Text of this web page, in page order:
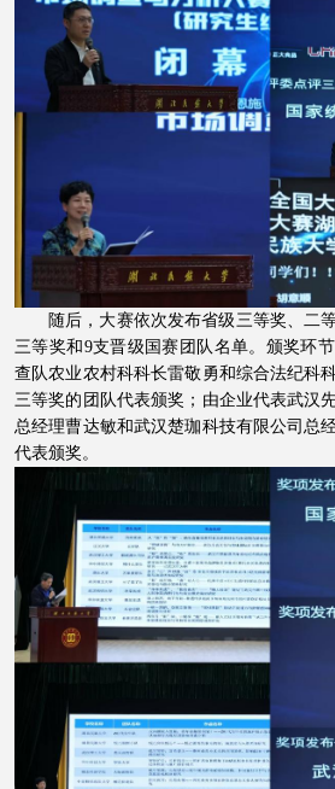
随后，大赛依次发布省级三等奖、二
三等奖和 9支晋级国赛团队名单。颁奖环
查队农业农村科科长雷敬勇和综合法纪科
三等奖的团队代表颁奖；由企业代表武汉
总经理曹达敏和武汉楚珈科技有限公司总
代表颁奖。